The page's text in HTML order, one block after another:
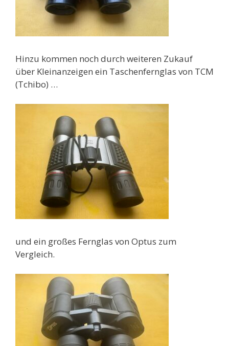
Hinzu kommen noch durch weiteren Zukauf
über Kleinanzeigen ein Taschenfernglas von TCM
(Tchibo) …
und ein großes Fernglas von Optus zum
Vergleich.